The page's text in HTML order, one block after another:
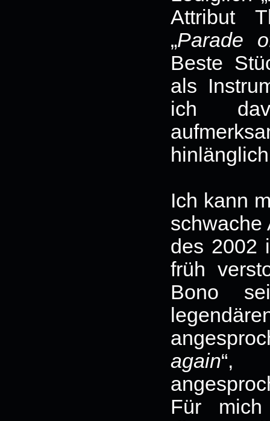
Attribut
„Parade
Beste
als
ich
Ich kann
des 2002
früh
Bono
again“,
Für